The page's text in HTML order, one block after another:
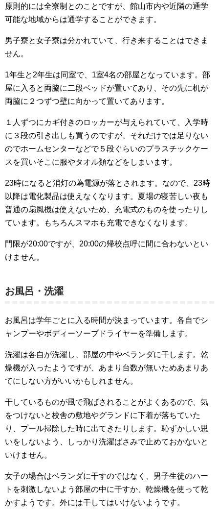
原則的には全寮制とのことですが、館山市内や近隣の通学
可能な地域からは通学することができます。
男子寮と女子寮は分かれていて、行き来することはできま
せん。
1年生と2年生は同室で、1室4名の部屋となっています。部
屋に入ると両脇に二段ベッドが置いてあり、その先に机が
両脇に２つずつ壁に向かって置いてあります。
１人ずつにカギ付きのロッカーが与えられていて、入学時
に３段の引き出しも買うのですが、それだけでは足りない
のでホームセンターなどで５段ぐらいのプラスチックケー
スを買いそこに服やタオル類などをしまいます。
23時になると消灯の為電源が落とされます。なので、23時
以降は電化製品は使えなくなります。夏場の寝苦しい夜も
普通の扇風機は使えないため、充電式のものを使ったりし
ています。もちろんスマホも充電できなくなります。
門限が20:00ですが、20:00の帰校点呼に間に合わないとい
けません。
お風呂・洗濯
お風呂は学年ごとに入る時間が決まっています。各自でシ
ャンプーやボディーソープドライヤーを準備します。
洗濯は各自が洗濯し、部屋の中やベランダに干します。乾
燥機が入ったようですが、あまり台数が無いためあまりあ
てにしない方がいいかもしれません。
干しているものが風で飛ばされることがよくあるので、気
をつけないと校舎の敷地やグランドに下着が落ちていた
り、プール掃除した時に出てきたりします。恥ずかしい思
いをしないよう、しっかり洗濯ばさみで止めておかないと
いけません。
女子の場合はベランダに干すのではなく、男子生徒のハー
トを刺激しないよう部屋の中に干すか、乾燥機を使って乾
かすようです。外には干してはいけないようです。